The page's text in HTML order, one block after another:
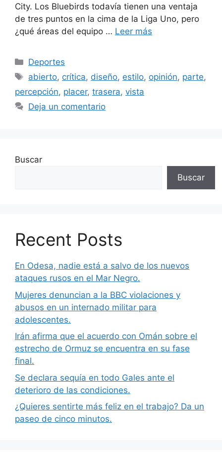
City. Los Bluebirds todavía tienen una ventaja
de tres puntos en la cima de la Liga Uno, pero
¿qué áreas del equipo … Leer más
Categorías
Deportes
Etiquetas
abierto, crítica, diseño, estilo, opinión, parte,
percepción, placer, trasera, vista
Deja un comentario
Buscar
Buscar
Recent Posts
En Odesa, nadie está a salvo de los nuevos
ataques rusos en el Mar Negro.
Mujeres denuncian a la BBC violaciones y
abusos en un internado militar para
adolescentes.
Irán afirma que el acuerdo con Omán sobre el
estrecho de Ormuz se encuentra en su fase
final.
Se declara sequía en todo Gales ante el
deterioro de las condiciones.
¿Quieres sentirte más feliz en el trabajo? Da un
paseo de cinco minutos.